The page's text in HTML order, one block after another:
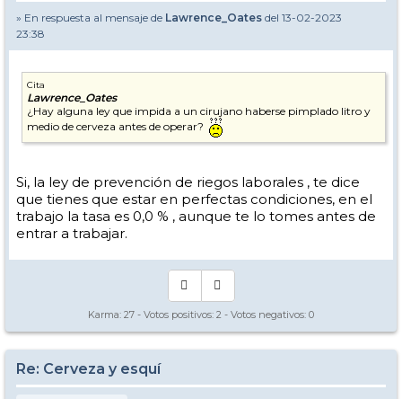
» En respuesta al mensaje de Lawrence_Oates del 13-02-2023
23:38
Cita
Lawrence_Oates
¿Hay alguna ley que impida a un cirujano haberse pimplado litro y
medio de cerveza antes de operar?
Si, la ley de prevención de riegos laborales , te dice
que tienes que estar en perfectas condiciones, en el
trabajo la tasa es 0,0 % , aunque te lo tomes antes de
entrar a trabajar.
Karma: 27 - Votos positivos: 2 - Votos negativos: 0
Re: Cerveza y esquí